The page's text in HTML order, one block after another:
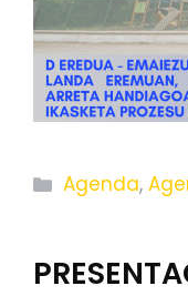
Categorías
Agenda,